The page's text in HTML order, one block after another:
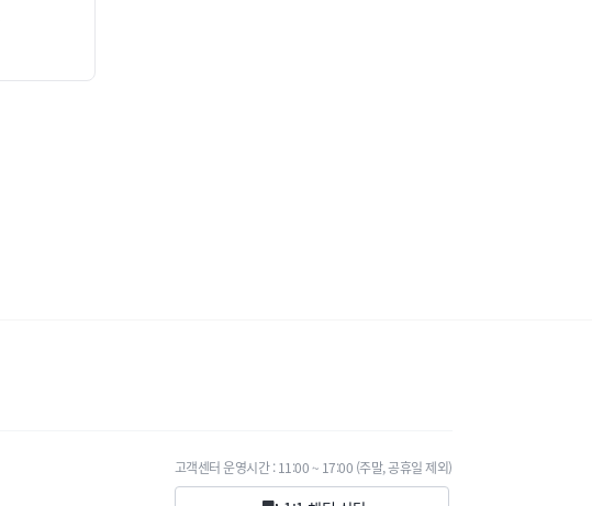
고객센터 운영시간 : 11:00 ~ 17:00 (주말, 공휴일 제외)